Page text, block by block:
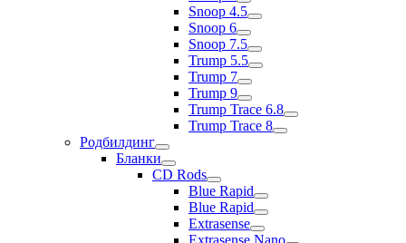
Snoop 4.5
Snoop 6
Snoop 7.5
Trump 5.5
Trump 7
Trump 9
Trump Trace 6.8
Trump Trace 8
Родбилдинг
Бланки
CD Rods
Blue Rapid
Blue Rapid
Extrasense